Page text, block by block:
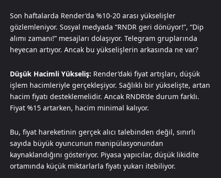
Son haftalarda Render’da %10-20 arası yükselişler
gözlemleniyor. Sosyal medyada “RNDR geri dönüyor!”, “Dip
alımı zamanı!” mesajları dolaşıyor. Telegram gruplarında
heyecan artıyor. Ancak bu yükselişlerin arkasında ne var?
Düşük Hacimli Yükseliş: Render’daki fiyat artışları, düşük
işlem hacimleriyle gerçekleşiyor. Sağlıklı bir yükselişte, artan
hacim fiyatı desteklemelidir. Ancak RNDR’de durum farklı.
Fiyat %15 artarken, hacim minimal kalıyor.
Bu, fiyat hareketinin gerçek alıcı talebinden değil, sınırlı
sayıda büyük oyuncunun manipülasyonundan
kaynaklandığını gösteriyor. Piyasa yapıcılar, düşük likidite
ortamında küçük miktarlarla fiyatı yukarı itebiliyor.